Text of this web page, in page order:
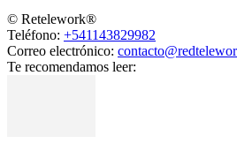
© Retelework®
Teléfono: +541143829982
Correo electrónico:
Te recomendamos leer: